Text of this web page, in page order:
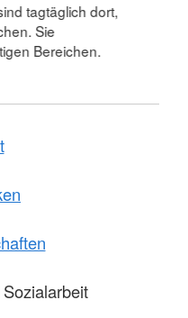
tagtäglich dort,
Sie
Bereichen.